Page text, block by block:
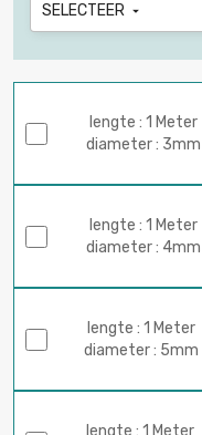
SELECTEER 
lengte : 1 Meter
diameter : 3mm
lengte : 1 Meter
diameter : 4mm
lengte : 1 Meter
diameter : 5mm
lengte : 1 Meter